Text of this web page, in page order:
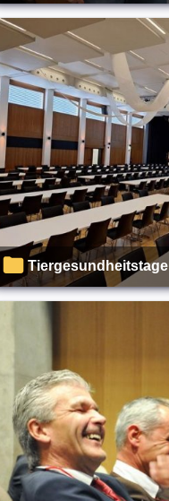
Tiergesundheitstage